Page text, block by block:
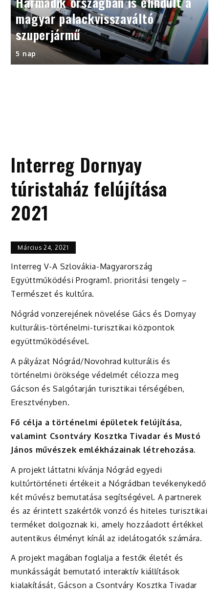
magyar palackvisszaváltó
szuperjármű
5 nap
Interreg Dornyay
túristaház felújítása
2021
Március 24, 2021
Interreg V-A Szlovákia-Magyarország
Együttműködési Program1. prioritási tengely –
Természet és kultúra.
Nógrád vonzerejének növelése Gács és Dornyay
kulturális-történelmi-turisztikai központok
együttműködésével.
A pályázat Nógrád/Novohrad kulturális és
történelmi öröksége védelmét célozza meg
Gácson és Salgótarján turisztikai térségében,
Eresztvényben.
Fő célja a történelmi épületek felújítása,
valamint Csontváry Kosztka Tivadar és Mustó
János művészek emlékházainak létrehozása.
A projekt láttatni kívánja Nógrád egyedi
kultúrtörténeti értékeit a Nógrádban tevékenykedő
két művész bemutatása segítségével. A partnerek
és az érintett szakértők vonzó és hiteles turisztikai
terméket dolgoznak ki, amely hozzáadott értékkel
autentikus élményt kínál az idelátogatók számára.
A projekt magában foglalja a festők életét és
munkásságát bemutató interaktív kiállítások
kialakítását, Gácson a Csontváry Kosztka Tivadar